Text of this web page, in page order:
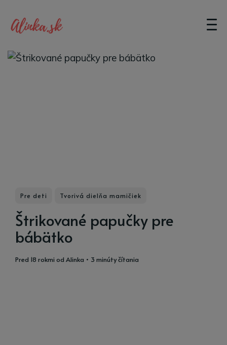
Pre deti Tvorivá dielňa mamičiek
Štrikované papučky pre
bábätko
pred 18 rokmi od Alinka • 3 minúty čítania